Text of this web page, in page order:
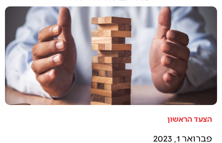
הצעד הראשון
פברואר 1, 2023